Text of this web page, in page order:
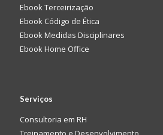
Ebook Terceirização
Ebook Código de Ética
Ebook Medidas Disciplinares
Ebook Home Office
Serviços
Consultoria em RH